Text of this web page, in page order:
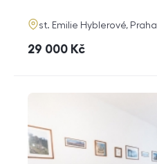
adresa
st. Emilie Hyblerové, Praha
cena
29 000 Kč